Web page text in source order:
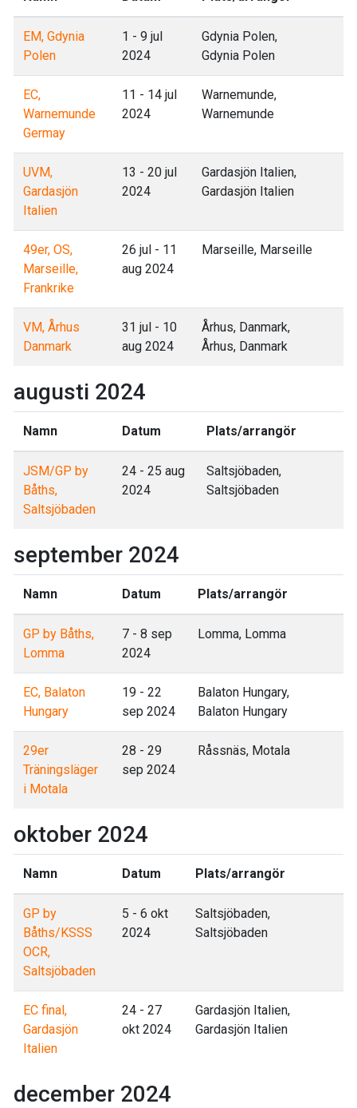
EM, Gdynia
Polen
1 - 9 jul
2024
Gdynia Polen,
Gdynia Polen
EC,
Warnemunde
Germay
11 - 14 jul
2024
Warnemunde,
Warnemunde
UVM,
Gardasjön
Italien
13 - 20 jul
2024
Gardasjön Italien,
Gardasjön Italien
49er, OS,
Marseille,
Frankrike
26 jul - 11
aug 2024
Marseille, Marseille
VM, Århus
Danmark
31 jul - 10
aug 2024
Århus, Danmark,
Århus, Danmark
augusti 2024
Namn Datum Plats/arrangör
JSM/GP by
Båths,
Saltsjöbaden
24 - 25 aug
2024
Saltsjöbaden,
Saltsjöbaden
september 2024
Namn Datum Plats/arrangör
GP by Båths,
Lomma
7 - 8 sep
2024
Lomma, Lomma
EC, Balaton
Hungary
19 - 22
sep 2024
Balaton Hungary,
Balaton Hungary
29er
Träningsläger
i Motala
28 - 29
sep 2024
Råssnäs, Motala
oktober 2024
Namn Datum Plats/arrangör
GP by
Båths/KSSS
OCR,
Saltsjöbaden
5 - 6 okt
2024
Saltsjöbaden,
Saltsjöbaden
EC final,
Gardasjön
Italien
24 - 27
okt 2024
Gardasjön Italien,
Gardasjön Italien
december 2024